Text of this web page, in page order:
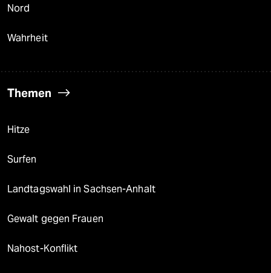
Nord
Wahrheit
Themen
Hitze
Surfen
Landtagswahl in Sachsen-Anhalt
Gewalt gegen Frauen
Nahost-Konflikt